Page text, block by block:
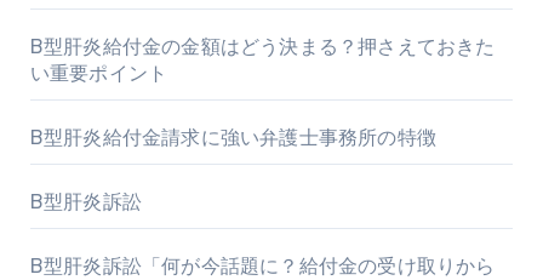
B型肝炎給付金の金額はどう決まる？押さえておきた
い重要ポイント
B型肝炎給付金請求に強い弁護士事務所の特徴
B型肝炎訴訟
B型肝炎訴訟「何が今話題に？給付金の受け取りから